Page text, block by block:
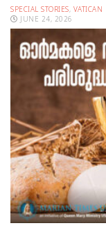
SPECIAL STORIES, VATICAN
JUNE 24, 2026